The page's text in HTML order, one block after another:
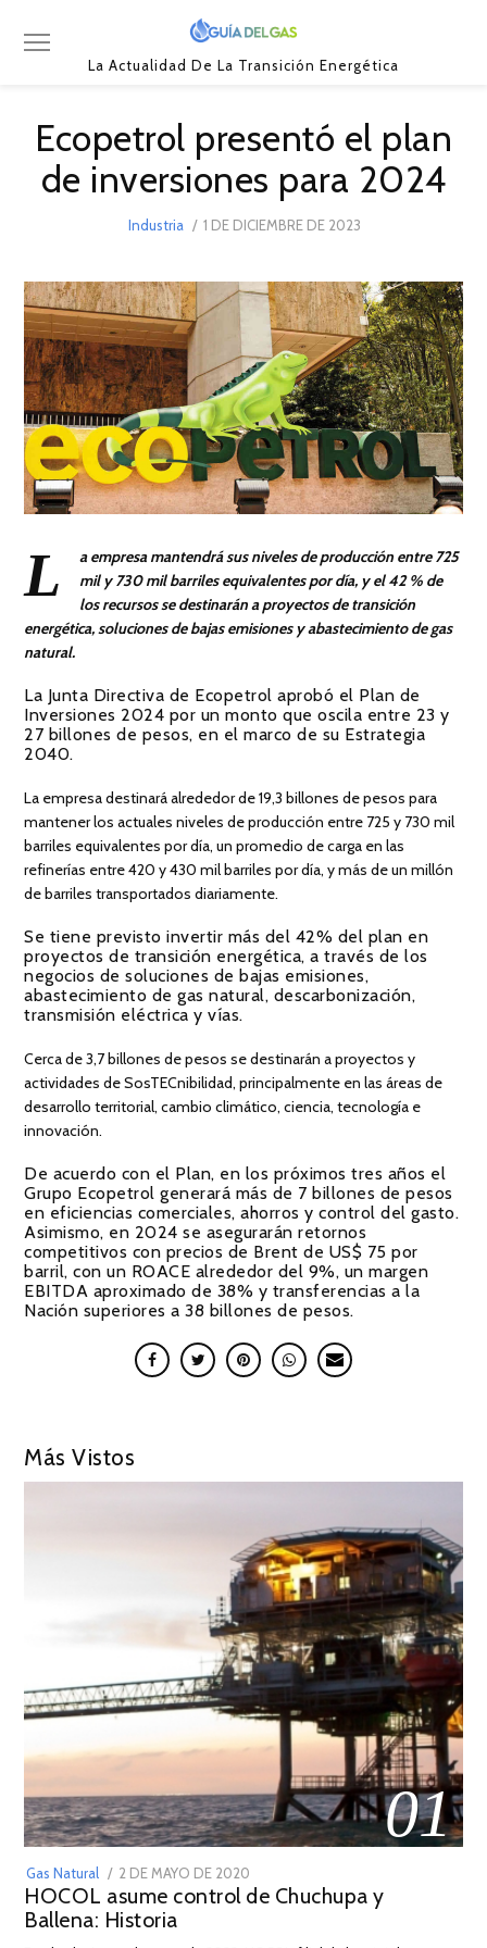
La Actualidad De La Transición Energética
Ecopetrol presentó el plan
de inversiones para 2024
Industria
POSTED
1 DE DICIEMBRE DE 2023
DE
2023
L
a empresa mantendrá sus niveles de producción entre 725
mil y 730 mil barriles equivalentes por día, y el 42 % de
los recursos se destinarán a proyectos de transición
energética, soluciones de bajas emisiones y abastecimiento de gas
natural.
La Junta Directiva de Ecopetrol aprobó el Plan de
Inversiones 2024 por un monto que oscila entre 23 y
27 billones de pesos, en el marco de su Estrategia
2040.
La empresa destinará alrededor de 19,3 billones de pesos para
mantener los actuales niveles de producción entre 725 y 730 mil
barriles equivalentes por día, un promedio de carga en las
refinerías entre 420 y 430 mil barriles por día, y más de un millón
de barriles transportados diariamente.
Se tiene previsto invertir más del 42% del plan en
proyectos de transición energética, a través de los
negocios de soluciones de bajas emisiones,
abastecimiento de gas natural, descarbonización,
transmisión eléctrica y vías.
Cerca de 3,7 billones de pesos se destinarán a proyectos y
actividades de SosTECnibilidad, principalmente en las áreas de
desarrollo territorial, cambio climático, ciencia, tecnología e
innovación.
De acuerdo con el Plan, en los próximos tres años el
Grupo Ecopetrol generará más de 7 billones de pesos
en eficiencias comerciales, ahorros y control del gasto.
Asimismo, en 2024 se asegurarán retornos
competitivos con precios de Brent de US$ 75 por
barril, con un ROACE alrededor del 9%, un margen
EBITDA aproximado de 38% y transferencias a la
Nación superiores a 38 billones de pesos.
Más Vistos
01
Gas Natural
POSTED
ON
2 DE MAYO DE 2020
DE
HOCOL asume control de Chuchupa y
Ballena: Historia